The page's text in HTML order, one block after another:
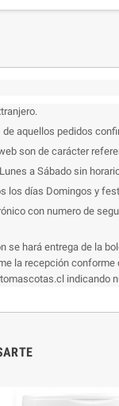
aquellos pedidos
son de carácter
a Sábado sin
los días Domingos y
con numero de
se hará entrega de la
la recepción
indicando